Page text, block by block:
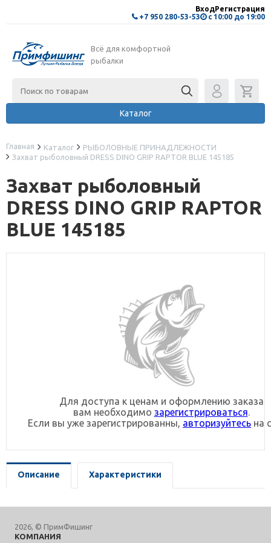
+7 950 280-53-53 с 10:00 до 19:00
ВходРегистрация
Всё для комфортной
рыбалки
Каталог
Главная Каталог
РЫБОЛОВНЫЕ ПРИНАДЛЕЖНОСТИ
Захват рыболовный DRESS DINO GRIP RAPTOR BLUE 145185
Захват рыболовный
DRESS DINO GRIP RAPTOR
BLUE 145185
Для доступа к ценам и оформлению заказа
вам необходимо зарегистрироваться.
Если вы уже зарегистрированны, авторизуйтесь на
Описание Характеристики
2026, © ПримФишинг
КОМПАНИЯ